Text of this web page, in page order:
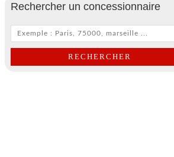
Rechercher un concessionnaire